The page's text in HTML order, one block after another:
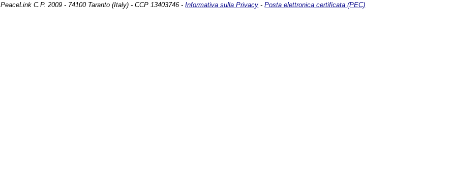
PeaceLink C.P. 2009 - 74100 Taranto (Italy) - CCP 13403746 -Informativa sulla Privacy -Posta elettronica certificata (PEC)